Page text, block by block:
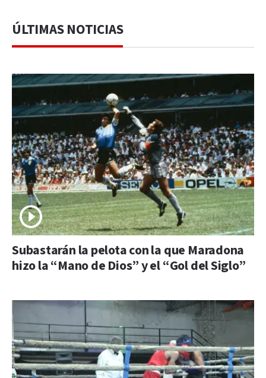
ÚLTIMAS NOTICIAS
Subastarán la pelota con la que Maradona
hizo la “Mano de Dios” y el “Gol del Siglo”